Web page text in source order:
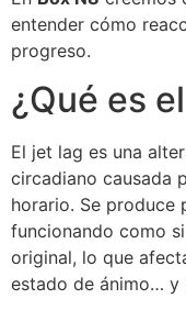
entender cómo
progreso.
¿Qué es
El jet lag es una
circadiano causada
horario. Se produce
funcionando como
original, lo que
estado de ánimo… y